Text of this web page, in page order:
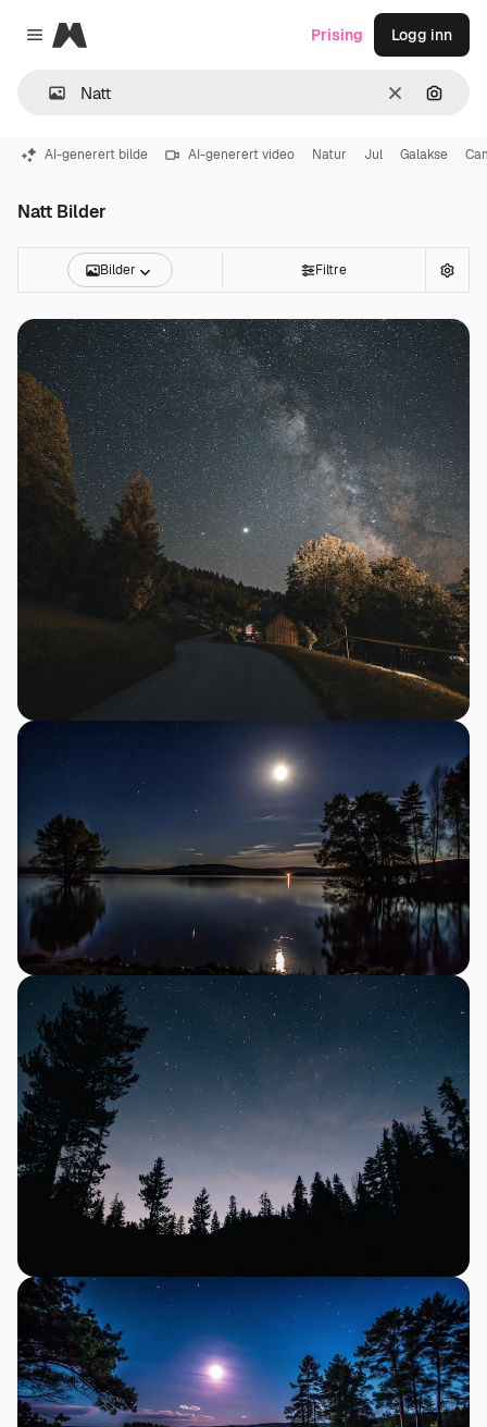
Close menu
Magnific
Slett Søk
Prising Logg inn
AI-generert bilde AI-generert video Natur Jul Galakse
Natt Bilder
Bilder Filtre